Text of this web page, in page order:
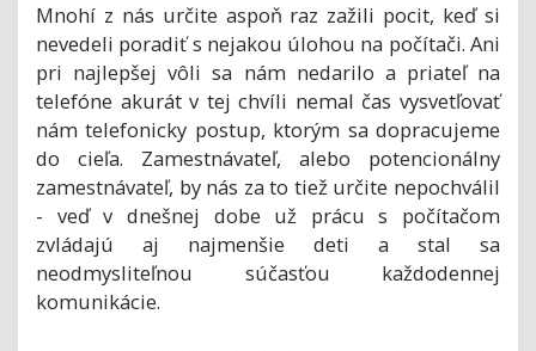
Mnohí z nás určite aspoň raz zažili pocit, keď si
nevedeli poradiť s nejakou úlohou na počítači. Ani
pri najlepšej vôli sa nám nedarilo a priateľ na
telefóne akurát v tej chvíli nemal čas vysvetľovať
nám telefonicky postup, ktorým sa dopracujeme
do cieľa. Zamestnávateľ, alebo potencionálny
zamestnávateľ, by nás za to tiež určite nepochválil
- veď v dnešnej dobe už prácu s počítačom
zvládajú aj najmenšie deti a stal sa
neodmysliteľnou súčasťou každodennej
komunikácie.